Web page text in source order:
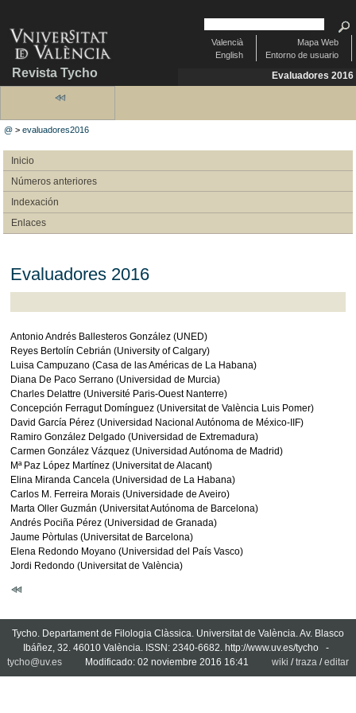
Revista Tycho
Mapa Web
Entorno de usuario
Valencià
English
Evaluadores 2016
@ >evaluadores2016
Inicio
Números anteriores
Indexación
Enlaces
Evaluadores 2016
Antonio Andrés Ballesteros González (UNED)
Reyes Bertolín Cebrián (University of Calgary)
Luisa Campuzano (Casa de las Américas de La Habana)
Diana De Paco Serrano (Universidad de Murcia)
Charles Delattre (Université Paris-Ouest Nanterre)
Concepción Ferragut Domínguez (Universitat de València Luis Pomer)
David García Pérez (Universidad Nacional Autónoma de México-IIF)
Ramiro González Delgado (Universidad de Extremadura)
Carmen González Vázquez (Universidad Autónoma de Madrid)
Mª Paz López Martínez (Universitat de Alacant)
Elina Miranda Cancela (Universidad de La Habana)
Carlos M. Ferreira Morais (Universidade de Aveiro)
Marta Oller Guzmán (Universitat Autónoma de Barcelona)
Andrés Pociña Pérez (Universidad de Granada)
Jaume Pòrtulas (Universitat de Barcelona)
Elena Redondo Moyano (Universidad del País Vasco)
Jordi Redondo (Universitat de València)
Tycho. Departament de Filologia Clàssica. Universitat de València. Av. Blasco
Ibáñez, 32. 46010 València. ISSN: 2340-6682. http://www.uv.es/tycho -
tycho@uv.es
Modificado: 02 noviembre 2016 16:41 wiki /traza /editar